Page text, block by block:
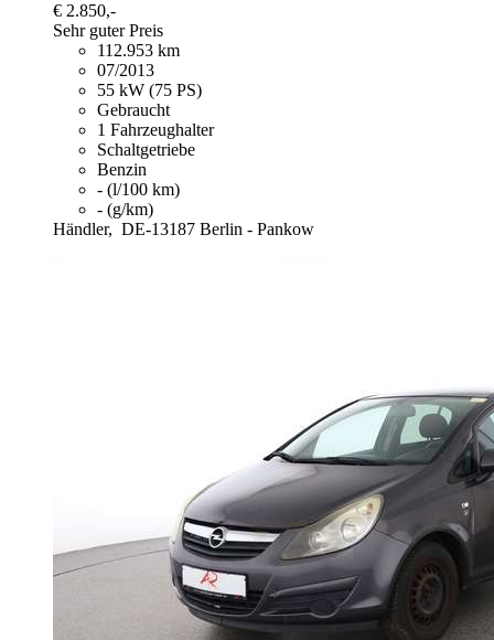
€ 2.850,-
Sehr guter Preis
112.953 km
07/2013
55 kW (75 PS)
Gebraucht
1 Fahrzeughalter
Schaltgetriebe
Benzin
- (l/100 km)
- (g/km)
Händler, DE-13187 Berlin - Pankow